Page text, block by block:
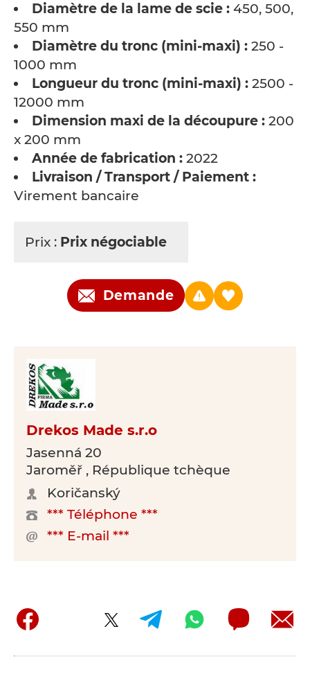
Diamètre de la lame de scie : 450, 500,
550 mm
Diamètre du tronc (mini-maxi) : 250 -
1000 mm
Longueur du tronc (mini-maxi) : 2500 -
12000 mm
Dimension maxi de la découpure : 200
x 200 mm
Année de fabrication : 2022
Livraison / Transport / Paiement :
Virement bancaire
Prix : Prix négociable
Demande
Drekos Made s.r.o
Jasenná 20
Jaroměř , République tchèque
Koričanský
*** Téléphone ***
*** E-mail ***